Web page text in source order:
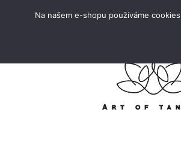
navigaci
obsahu
Na našem e-shopu používáme